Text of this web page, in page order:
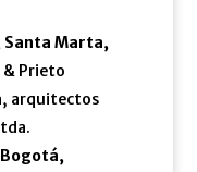
Marta,
Prieto
, arquitectos